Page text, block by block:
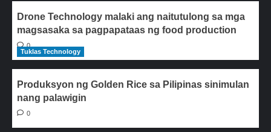
Drone Technology malaki ang naitutulong sa mga
magsasaka sa pagpapataas ng food production
0
Tuklas Technology
Produksyon ng Golden Rice sa Pilipinas sinimulan
nang palawigin
0